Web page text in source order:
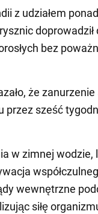
z udziałem
bez
że
sześć
w zimnej
wewnętrzne
siłę